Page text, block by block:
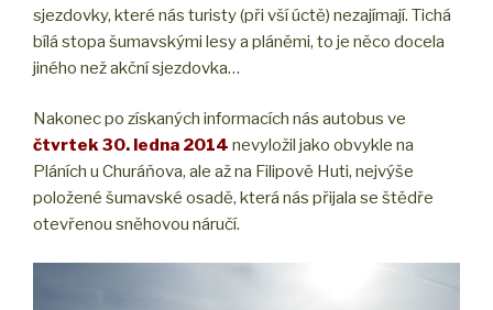
sjezdovky, které nás turisty (při vší úctě) nezajímají. Tichá
bílá stopa šumavskými lesy a pláněmi, to je něco docela
jiného než akční sjezdovka…
Nakonec po získaných informacích nás autobus ve
čtvrtek 30. ledna 2014 nevyložil jako obvykle na
Pláních u Churáňova, ale až na Filipově Huti, nejvýše
položené šumavské osadě, která nás přijala se štědře
otevřenou sněhovou náručí.